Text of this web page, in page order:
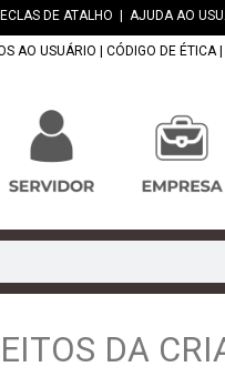
DE ATALHO AJUDA AO
AO USUÁRIO CÓDIGO DE ÉTICA|
DA